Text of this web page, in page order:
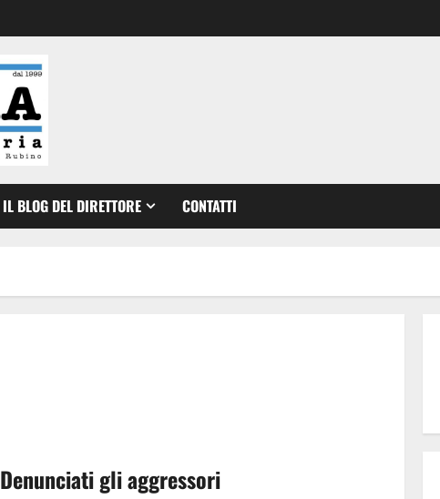
IL BLOG DEL DIRETTORE CONTATTI
Denunciati gli aggressori